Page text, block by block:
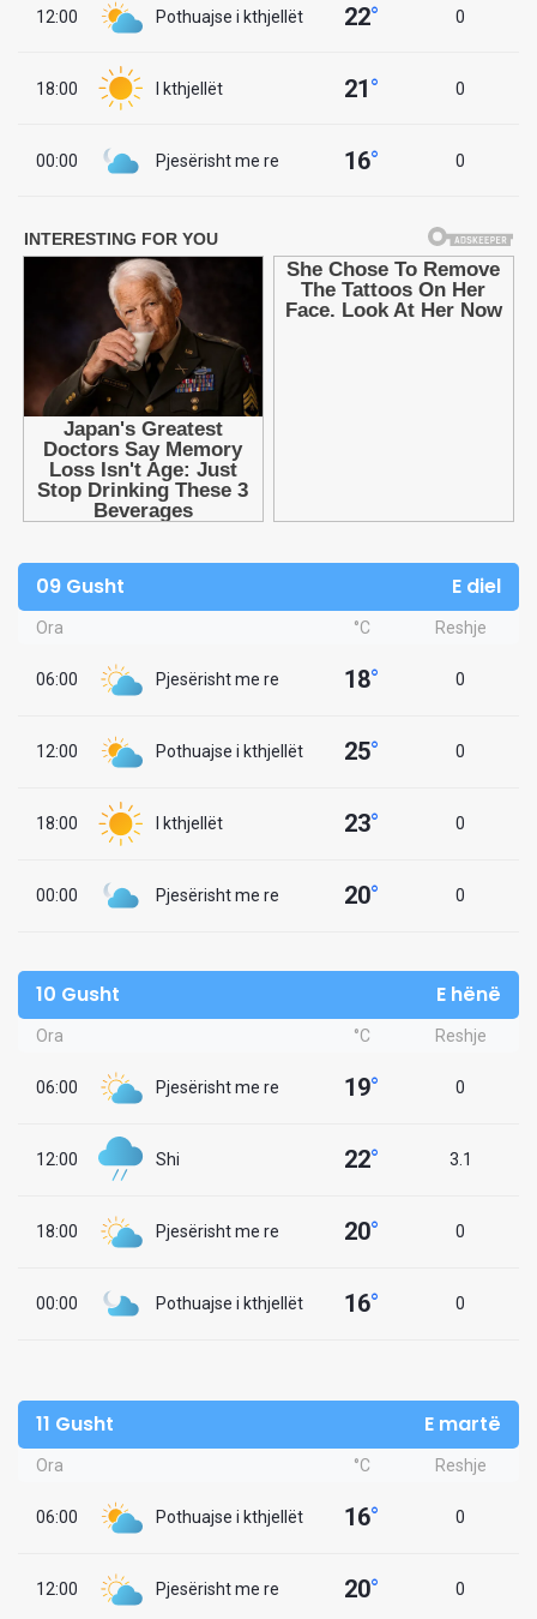
12:00 Pothuajse i kthjellët 22° 0
18:00 I kthjellët 21° 0
00:00 Pjesërisht me re 16° 0
09 Gusht E diel
Ora °C Reshje
06:00 Pjesërisht me re 18° 0
12:00 Pothuajse i kthjellët 25° 0
18:00 I kthjellët 23° 0
00:00 Pjesërisht me re 20° 0
10 Gusht E hënë
Ora °C Reshje
06:00 Pjesërisht me re 19° 0
12:00 Shi 22° 3.1
18:00 Pjesërisht me re 20° 0
00:00 Pothuajse i kthjellët 16° 0
11 Gusht E martë
Ora °C Reshje
06:00 Pothuajse i kthjellët 16° 0
12:00 Pjesërisht me re 20° 0